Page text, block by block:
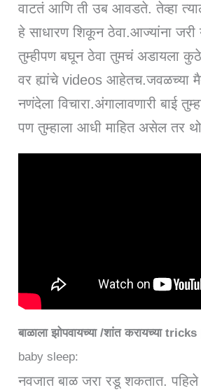
वाटतं आणि ती उब आवडते. तेव्हा
हे साधारण शिकून ठेवा.आज्यांना
तुम्हीपण बघून ठेवा तुमचं अडायला
वर ह्यांचे videos आहेतच.जवळच्या
नणंदेला विचारा.अंगालावणारी बाई
पण तुम्हाला आधी माहित असेल तर
बाळाला झोपवायच्या /शांत करायच्या tricks
baby sleep:
नवजात बाळ जरा रडू शकतात. पहिले